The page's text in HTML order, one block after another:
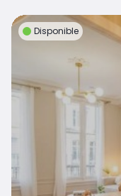
Disponible